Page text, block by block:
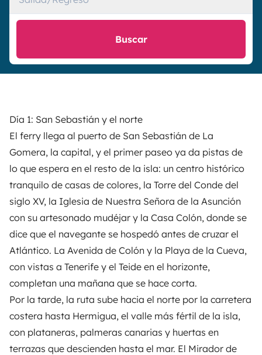
Buscar
Día 1: San Sebastián y el norte
El ferry llega al puerto de San Sebastián de La
Gomera, la capital, y el primer paseo ya da pistas de
lo que espera en el resto de la isla: un centro histórico
tranquilo de casas de colores, la Torre del Conde del
siglo XV, la Iglesia de Nuestra Señora de la Asunción
con su artesonado mudéjar y la Casa Colón, donde se
dice que el navegante se hospedó antes de cruzar el
Atlántico. La Avenida de Colón y la Playa de la Cueva,
con vistas a Tenerife y el Teide en el horizonte,
completan una mañana que se hace corta.
Por la tarde, la ruta sube hacia el norte por la carretera
costera hasta Hermigua, el valle más fértil de la isla,
con plataneras, palmeras canarias y huertas en
terrazas que descienden hasta el mar. El Mirador de